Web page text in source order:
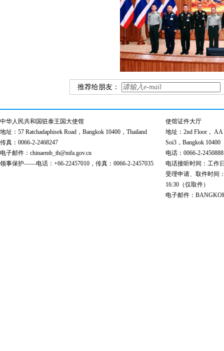
推荐给朋友：
中华人民共和国驻泰王国大使馆
地址：57 Ratchadaphisek Road，Bangkok 10400，Thailand
传真：0066-2-2468247
电子邮件：chinaemb_th@mfa.gov.cn
领事保护——电话：+66-22457010，传真：0066-2-2457035
使馆证件大厅
地址：2nd Floor， AA
Soi3，Bangkok 10400
电话：0066-2-
电话接听时间：工作
受理申请、取件时间
16:30（仅取件）
电子邮件：